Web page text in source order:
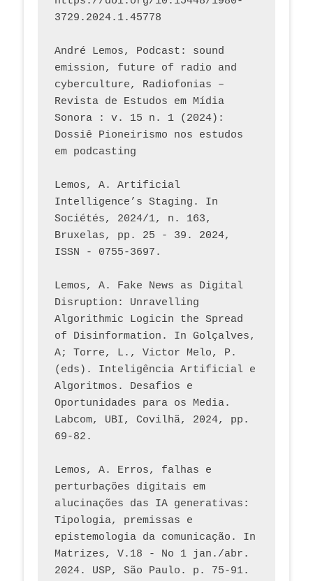
3729.2024.1.45778
André Lemos, Podcast: sound
emission, future of radio and
cyberculture, Radiofonias –
Revista de Estudos em Mídia
Sonora : v. 15 n. 1 (2024):
Dossiê Pioneirismo nos estudos
em podcasting
Lemos, A. Artificial
Intelligence’s Staging. In
Sociétés, 2024/1, n. 163,
Bruxelas, pp. 25 - 39. 2024,
ISSN - 0755-3697.
Lemos, A. Fake News as Digital
Disruption: Unravelling
Algorithmic Logicin the Spread
of Disinformation. In Golçalves,
A; Torre, L., Victor Melo, P.
(eds). Inteligência Artificial e
Algoritmos. Desafios e
Oportunidades para os Media.
Labcom, UBI, Covilhã, 2024, pp.
69-82.
Lemos, A. Erros, falhas e
perturbações digitais em
alucinações das IA generativas:
Tipologia, premissas e
epistemologia da comunicação. In
Matrizes, V.18 - No 1 jan./abr.
2024. USP, São Paulo. p. 75-91.